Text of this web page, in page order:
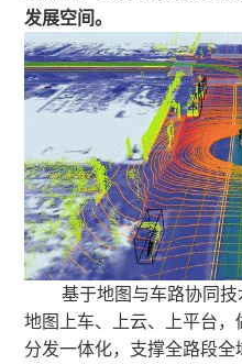
发展空间。
基于地图与车路协同
地图上车、上云、上平台，
分发一体化，支撑全路段